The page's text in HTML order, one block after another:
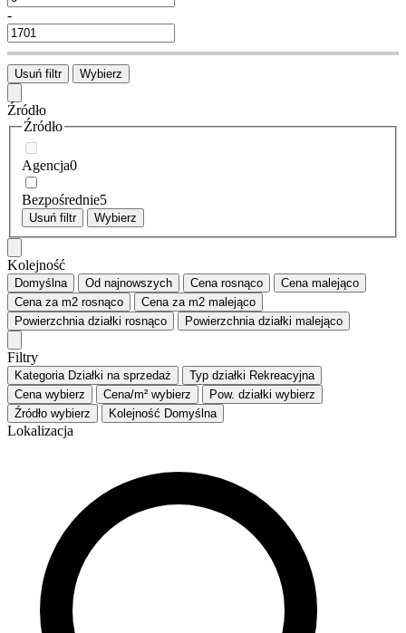
-
Usuń filtr Wybierz
Źródło
Źródło
Agencja0
Bezpośrednie5
Usuń filtr Wybierz
Kolejność
Domyślna Od najnowszych Cenarosnąco Cenamalejąco
Cena za m2 rosnąco Cena za m2 malejąco
Powierzchnia działki rosnąco Powierzchnia działki malejąco
Filtry
Kategoria Działki na sprzedaż Typ działki Rekreacyjna
Cena wybierz Cena/m² wybierz Pow. działki wybierz
Źródło wybierz Kolejność Domyślna
Lokalizacja